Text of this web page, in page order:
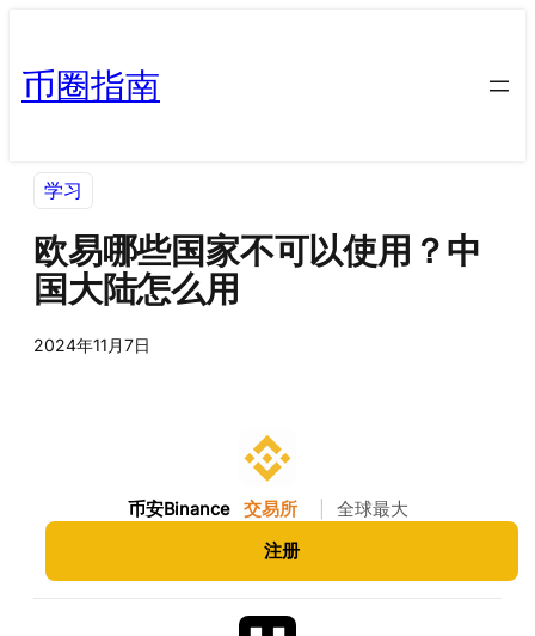
币圈指南
学习
欧易哪些国家不可以使用？中
国大陆怎么用
2024年11月7日
币安Binance 交易所 全球最大
注册